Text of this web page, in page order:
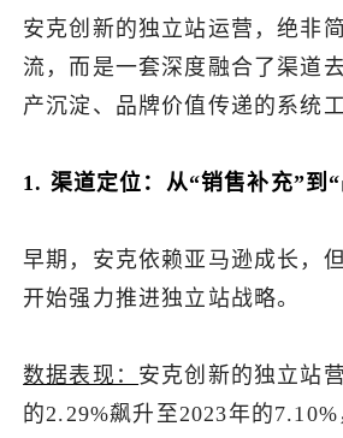
安克创新的独立站运营，绝非
流，而是一套深度融合了渠道
产沉淀、品牌价值传递的系统工
1. 渠道定位：从“销售补充”到
早期，安克依赖亚马逊成长，
开始强力推进独立站战略。
数据表现： 安克创新的独立站
的2.29%飙升至2023年的